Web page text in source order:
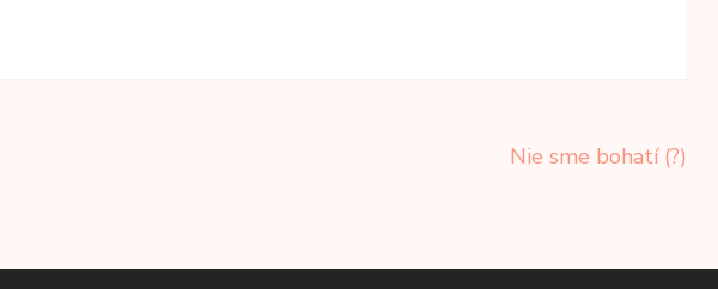
Nie sme bohatí (?)